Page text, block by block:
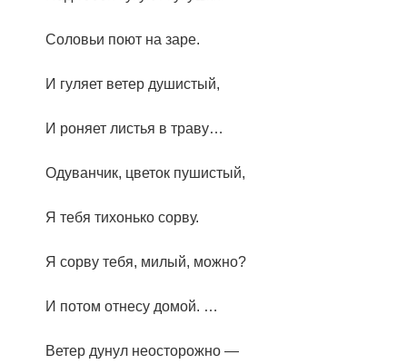
Соловьи поют на заре.
И гуляет ветер душистый,
И роняет листья в траву…
Одуванчик, цветок пушистый,
Я тебя тихонько сорву.
Я сорву тебя, милый, можно?
И потом отнесу домой. …
Ветер дунул неосторожно —